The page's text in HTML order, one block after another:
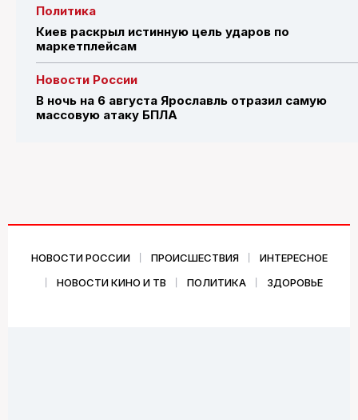
Политика
Киев раскрыл истинную цель ударов по
маркетплейсам
Новости России
В ночь на 6 августа Ярославль отразил самую
массовую атаку БПЛА
НОВОСТИ РОССИИ ПРОИСШЕСТВИЯ
ИНТЕРЕСНОЕ
НОВОСТИ КИНО И ТВ
ПОЛИТИКА ЗДОРОВЬЕ